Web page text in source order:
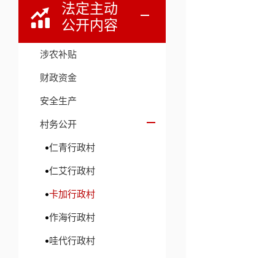
法定主动
公开内容
涉农补贴
财政资金
安全生产
村务公开
仁青行政村
仁艾行政村
卡加行政村
作海行政村
哇代行政村